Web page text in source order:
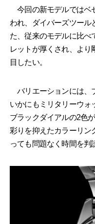
今回の新モデルではベ
われ、ダイバーズツール
た、従来のモデルに比べ
レットが厚くされ、より
目したい。
バリエーションには、
いかにもミリタリーウォ
ブラックダイアルの2色
彩りを抑えたカラーリン
っても問題なく時間を判